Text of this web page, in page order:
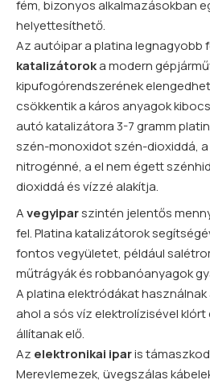
fém, bizonyos alkalmazásokban
helyettesíthető.
Az autóipar a platina legnagyobb
katalizátoroka modern
kipufogórendszerének
csökkentik a káros anyagok
autó katalizátora 3-7 gramm
szén-monoxidot szén-dioxiddá,
nitrogénné, a el nem égett
dioxiddá és vízzé alakítja.
Avegyiparszintén jelentős
fel. Platina katalizátorok
fontos vegyületet, például
műtrágyák és robbanóanyagok
A platina elektródákat használnak
ahol a sós víz elektrolízisével
állítanak elő.
Az elektronikai iparis
Merevlemezek, üvegszálas